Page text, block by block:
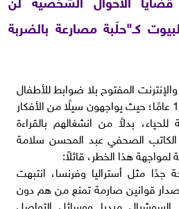
كـ"حلَبة مصارعة بالضربة
المفتوح بلا ضوابط للأطفال
والمراهقين في سن 13 و14 عامًا؛ حيث يواجهون سيلًا من الأفكار
بدلاً من انشغالهم بالقراءة
الكاتب الصحفي عبد المحسن سلامة
لمواجهة هذا الخطر، قائلاً:
جدًا مثل أستراليا وفرنسا، انتبهت
قوانين صارمة تمنع من هم دون
السوشيال ميديا ووسائل التواصل